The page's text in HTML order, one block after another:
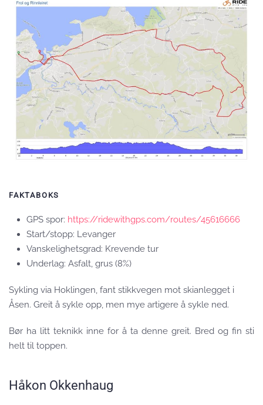
FAKTABOKS
GPS spor: https://ridewithgps.com/routes/45616666
Start/stopp: Levanger
Vanskelighetsgrad: Krevende tur
Underlag: Asfalt, grus (8%)
Sykling via Hoklingen, fant stikkvegen mot skianlegget i
Åsen. Greit å sykle opp, men mye artigere å sykle ned.
Bør ha litt teknikk inne for å ta denne greit. Bred og fin sti
helt til toppen.
Håkon Okkenhaug